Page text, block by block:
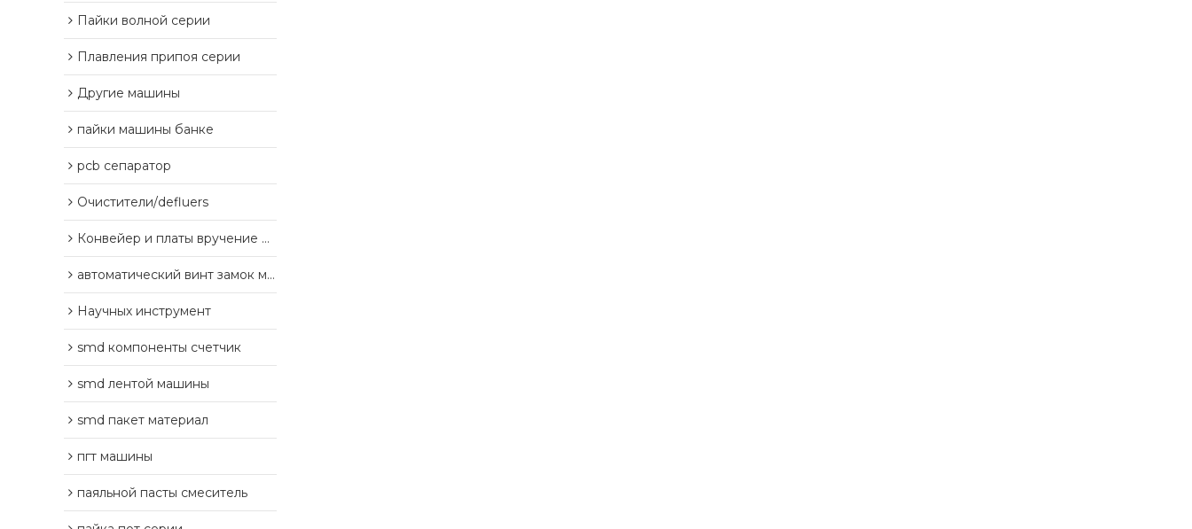
Пайки волной серии
Плавления припоя серии
Другие машины
пайки машины банке
pcb сепаратор
Очистители/defluers
Конвейер и платы вручение оборудования
автоматический винт замок машины
Научных инструмент
smd компоненты счетчик
smd лентой машины
smd пакет материал
пгт машины
паяльной пасты смеситель